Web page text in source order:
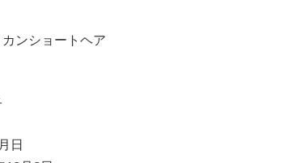
カンショートヘア
日